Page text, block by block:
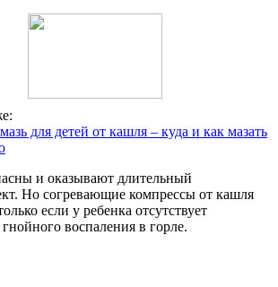
для детей от кашля – куда и как мазать
и оказывают длительный
Но согревающие компрессы от кашля
если у ребенка отсутствует
воспаления в горле.